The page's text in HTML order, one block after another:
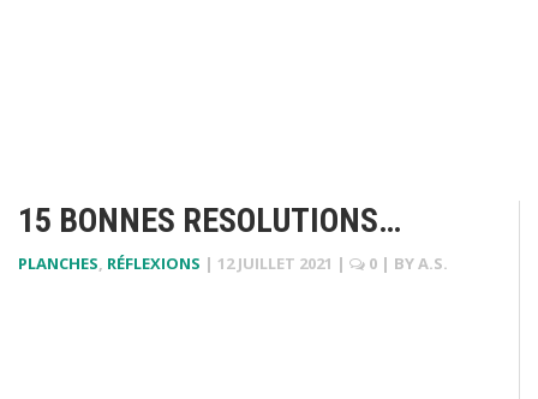
15 BONNES RESOLUTIONS…
PLANCHES, RÉFLEXIONS | 12 JUILLET 2021 | 0 | BYA.S.